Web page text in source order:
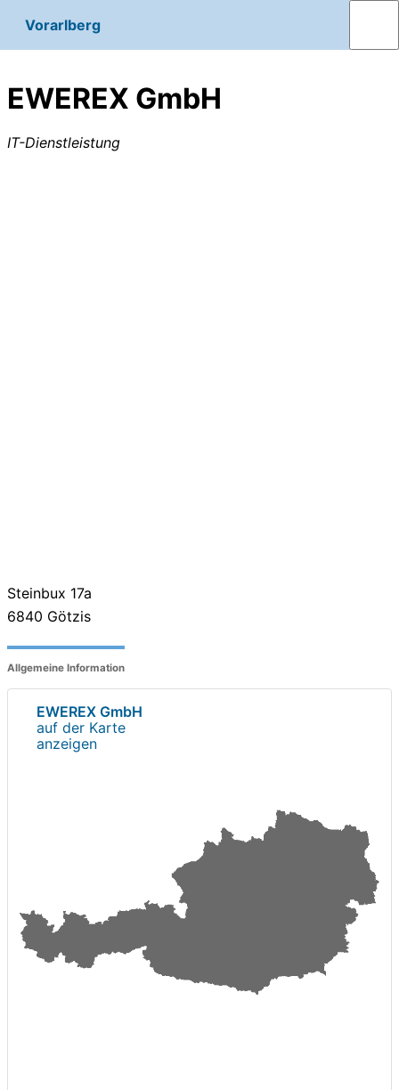
Vorarlberg
EWEREX GmbH
IT-Dienstleistung
Steinbux 17a
6840 Götzis
Allgemeine Information
EWEREX GmbH
auf der Karte
anzeigen